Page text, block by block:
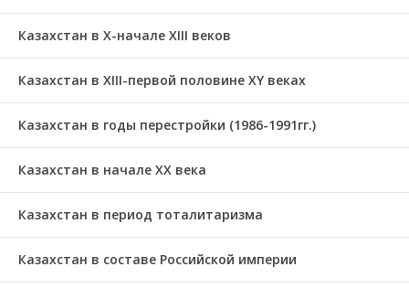
Казахстан в X-начале XIII веков
Казахстан в XIII-первой половине ХҮ веках
Казахстан в годы перестройки (1986-1991гг.)
Казахстан в начале ХХ века
Казахстан в период тоталитаризма
Казахстан в составе Российской империи